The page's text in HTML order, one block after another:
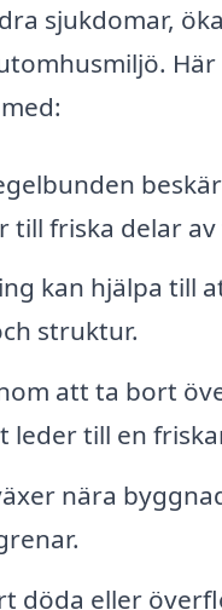
sjukdomar,
till friska delar
kan hjälpa till
struktur.
att ta bort
leder till en
nära
döda eller